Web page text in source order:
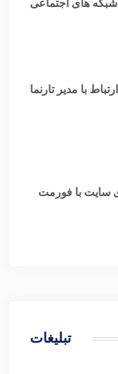
های اجتماعی
ارتباط با مدیر تارنما
تبلیغات